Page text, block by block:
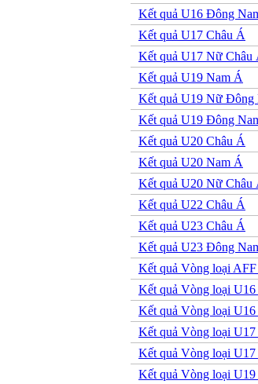
Kết quả U16 Đông
Kết quả U17 Châu Á
Kết quả U17 Nữ Châu
Kết quả U19 Nam Á
Kết quả U19 Nữ Đông
Kết quả U19 Đông
Kết quả U20 Châu Á
Kết quả U20 Nam Á
Kết quả U20 Nữ Châu
Kết quả U22 Châu Á
Kết quả U23 Châu Á
Kết quả U23 Đông
Kết quả Vòng loại
Kết quả Vòng loại U16
Kết quả Vòng loại
Kết quả Vòng loại U17
Kết quả Vòng loại
Kết quả Vòng loại U19